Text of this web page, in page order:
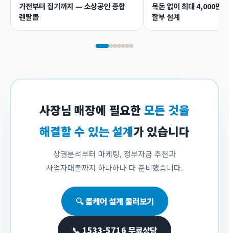
가전부터 집기까지 — 소상공인 종합
렌탈몰
목돈 없이 최대 4,000만
할부 설계
사장님 매장에 필요한 모든 것을
해결할 수 있는 설계가 있습니다
상권분석부터 마케팅, 정부자금 추천과
사업자대출까지 하나하나 다 준비했습니다.
🔍 올케어 설계 둘러보기
📞 1533-5716 무료상담